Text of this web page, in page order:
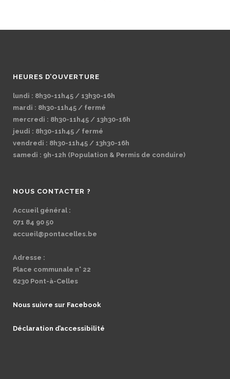
HEURES D’OUVERTURE
lundi : 8h30-11h45 / 13h30-16h
mardi : 8h30-11h45 / fermé
mercredi : 8h30-11h45 / 13h30-16h
jeudi : 8h30-11h45 / fermé
vendredi : 8h30-11h45 / 13h30-16h
samedi : 9h-12h (Population & Permis de conduire)
NOUS CONTACTER ?
Accueil général :
071 84 90 50
accueil@pontacelles.be
Adresse :
Place communale n° 22
6230 Pont-à-Celles
Nous suivre sur Facebook
Déclaration d’accessibilité